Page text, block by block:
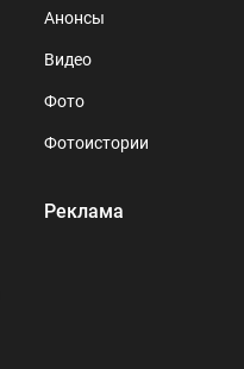
Анонсы
Видео
Фото
Фотоистории
Реклама